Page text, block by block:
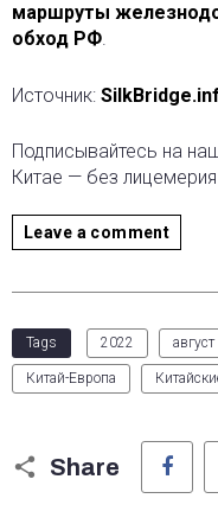
маршруты
обход РФ.
Источник:
Подписывайтесь на
Китае — без
Leave a comment
Tags 2022 август
Китай-Европа
Share